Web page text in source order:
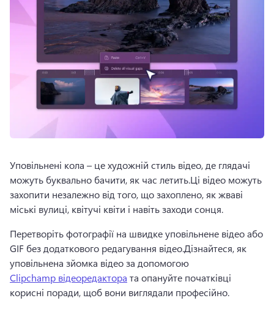
Уповільнені кола – це художній стиль відео, де глядачі
можуть буквально бачити, як час летить.Ці відео можуть
захопити незалежно від того, що захоплено, як жваві
міські вулиці, квітучі квіти і навіть заходи сонця.
Перетворіть фотографії на швидке уповільнене відео або
GIF без додаткового редагування відео.Дізнайтеся, як
уповільнена зйомка відео за допомогою
Clipchamp відеоредактора та опануйте початківці
корисні поради, щоб вони виглядали професійно.